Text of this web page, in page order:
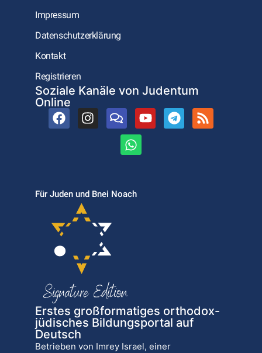
Impressum
Datenschutzerklärung
Kontakt
Registrieren
Soziale Kanäle von Judentum
Online
Für Juden und Bnei Noach
Erstes großformatiges orthodox-
jüdisches Bildungsportal auf
Deutsch
Betrieben von Imrey Israel, einer